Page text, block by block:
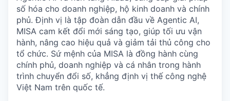
số hóa cho doanh nghiệp, hộ kinh doanh và chính
phủ. Định vị là tập đoàn dẫn đầu về Agentic AI,
MISA cam kết đổi mới sáng tạo, giúp tối ưu vận
hành, nâng cao hiệu quả và giảm tải thủ công cho
tổ chức. Sứ mệnh của MISA là đồng hành cùng
chính phủ, doanh nghiệp và cá nhân trong hành
trình chuyển đổi số, khẳng định vị thế công nghệ
Việt Nam trên quốc tế.